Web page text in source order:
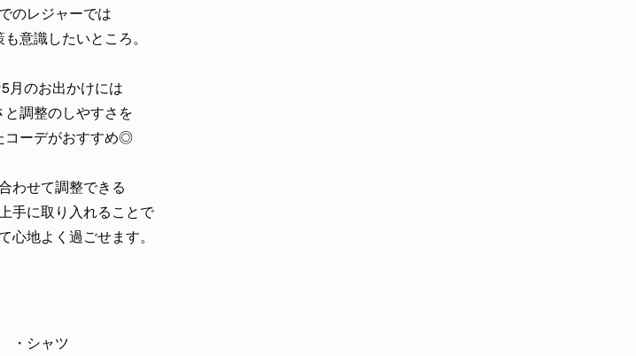
のレジャーでは
意識したいところ。
月のお出かけには
と調整のしやすさを
コーデがおすすめ◎
わせて調整できる
手に取り入れることで
心地よく過ごせます。
・シャツ